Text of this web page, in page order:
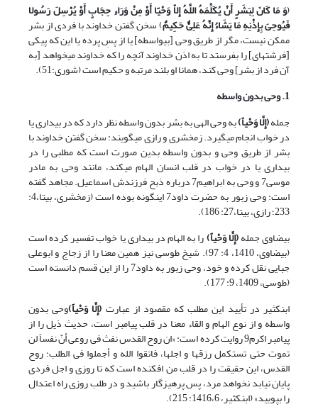
(وَ مَا کَانَ لِبَشَرٍ أَنْ یُکَلِّمَهُ اللَّهُ إِلاّ وَحْیًا أَوْ مِنْ وَرَاءِ حِجَابٍ أَوْ یُرْسِلَ رَسُولا
فَیُوحِیَ بِإِذْنِهِ مَا یَشَاءُ إِنَّهُ عَلِیٌّ حَکِیمٌ) سخن گفتن خداوند با فردی از بشر
ممکن نیست، مگر از طریق وحی [بی­واسطه] یا از پسِ پرده یا این که پیکی
[فرشته­ای] را بفرستد تا به اذن خداوند آنچه را که خداوند می­خواهد [به
آن فرد از بشر] وحی کند، همانا او بلند مرتبه و حکیم است (شوری:51).
1. وحی بدون واسطه
جمله(إِلَّا وَحْیاً)به وحی الهی به بشر بدون واسطه نظر دارد که در بیداری یا
در خواب انجام می­گیرد. زمخشری و رازی می‏گویند: سخن گفتن خداوند با
بشر از طریق وحی و بدون واسطه بدین صورت است که مطلبی را در
بیداری یا در خواب در قلب انسان الهام می­کند، مانند وحی به مادر
موسی7 و وحی به ابراهیم7 درباره ذبح فرزندش اسماعیل. مجاهد گفته
است: وحی زبور به حضرت داود7 این‏گونه بوده است (زمخشری، بی‏تا،4:
233؛ رازی، بی‏تا،27: 186).
بیضاوی جمله(إِلَّا وَحْیاً)را به الهام در بیداری یا خواب تفسیر کرده است
(بیضاوی، 1410، 4: 97). شیخ طوسی نیز همین معنا را از زجاج و ابوعلی
جبایی نقل کرده و خود، وحی زبور به داود7 را از این قسم دانسته است
(طوسی، 1409، 9: 177).
ابن‏کثیر در تأیید این مطلب که مقصود از عبارت (إِلَّا وَحْیاً)وحی بدون
واسطه و از نوع الهام و القاء معنا در قلب پیامبر است، حدیث ذیل را از
پیامبر اکرم9 روایت کرده است: «ان روح القدس نفث فی روعی أنّ نفساً لن
تموت حتی تستکمل رزقها و اجلها، فاتقوا الله و أجملوا فی الطلب؛ روح
القدس، این حقیقت را در قلب من افکنده است که تا روزی و اجل فردی
پایان نیابد نخواهد مرد، پس پرهیزگار باشید و در طلب روزی راه اعتدال
را بپویید» (ابن‏کثیر، 1416،6: 215).